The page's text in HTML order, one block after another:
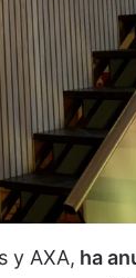
y AXA, ha